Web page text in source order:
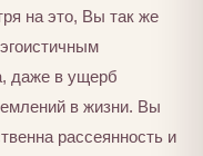
на это, Вы так же
даже в ущерб
в жизни. Вы
рассеянность и